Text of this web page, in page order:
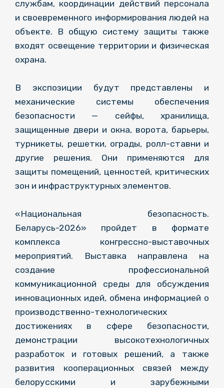
службам, координации действий персонала
и своевременного информирования людей на
объекте. В общую систему защиты также
входят освещение территории и физическая
охрана.
В экспозиции будут представлены и
механические системы обеспечения
безопасности — сейфы, хранилища,
защищенные двери и окна, ворота, барьеры,
турникеты, решетки, ограды, ролл-ставни и
другие решения. Они применяются для
защиты помещений, ценностей, критических
зон и инфраструктурных элементов.
«Национальная безопасность.
Беларусь-2026» пройдет в формате
комплекса конгрессно-выставочных
мероприятий. Выставка направлена на
создание профессиональной
коммуникационной среды для обсуждения
инновационных идей, обмена информацией о
производственно-технологических
достижениях в сфере безопасности,
демонстрации высокотехнологичных
разработок и готовых решений, а также
развития кооперационных связей между
белорусскими и зарубежными